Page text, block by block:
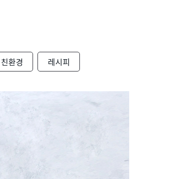
친환경 레시피